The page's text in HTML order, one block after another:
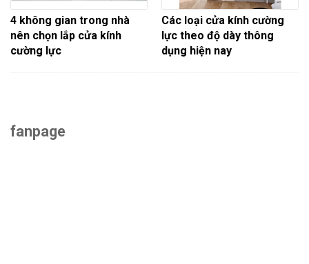
4 không gian trong nhà
nên chọn lắp cửa kính
cường lực
Các loại cửa kính cường
lực theo độ dày thông
dụng hiện nay
fanpage